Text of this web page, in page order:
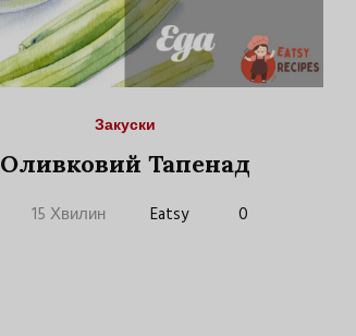
Закуски
Оливковий Тапенад
15 Хвилин Eatsy 0